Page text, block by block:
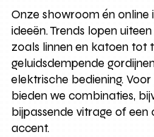
Onze showroom én online
ideeën. Trends lopen
zoals linnen en katoen tot
geluidsdempende
elektrische bediening.
bieden we combinaties,
bijpassende vitrage of
accent.